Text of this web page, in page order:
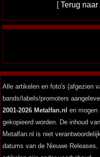
[Terug
Alle artikelen en foto's (afgezien
bands/labels/promoters
2001-2026 Metalfan.nl en mogen
gekopieerd worden. De inhoud
Metalfan.nl is niet
datums van de Nieuwe